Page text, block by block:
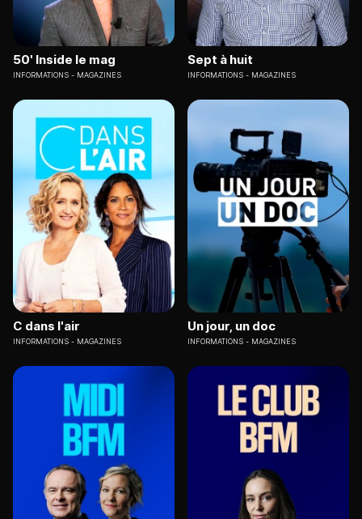
50' Inside le mag
INFORMATIONS MAGAZINES
Sept à huit
INFORMATIONS MAGAZINES
C dans l'air
INFORMATIONS MAGAZINES
Un jour, un doc
INFORMATIONS MAGAZINES